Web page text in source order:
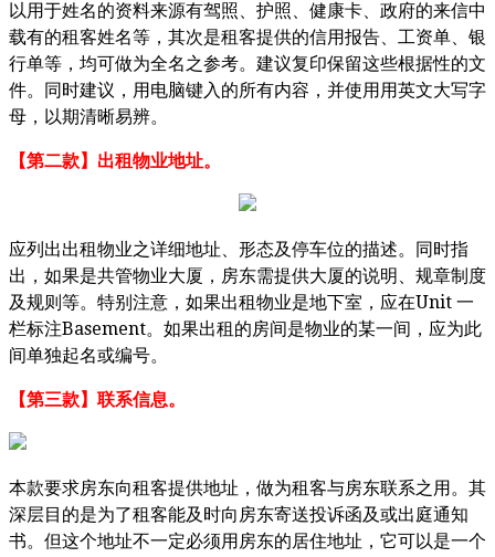
以用于姓名的资料来源有驾照、护照、健康卡、政府的来信中
载有的租客姓名等，其次是租客提供的信用报告、工资单、银
行单等，均可做为全名之参考。 建议复印保留这些根据性的文
件。
同时建议，用电脑键入的所有内容，并使用用英文大写字
母，以期清晰易辨。
【第二款】出租物业地址。
应列出出租物业之详细地址、形态及停车位的描述。同时指
出，如果是共管物业大厦，房东需提供大厦的说明、规章制度
及规则等。特别注意，如果出租物业是地下室，应在Unit 一
栏标注Basement。如果出租的房间是物业的某一间，应为此
间单独起名或编号。
【第三款】联系信息。
本款要求房东向租客提供地址，做为租客与房东联系之用。其
深层目的是为了租客能及时向房东寄送投诉函及或出庭通知
书。但这个地址不一定必须用房东的居住地址，它可以是一个